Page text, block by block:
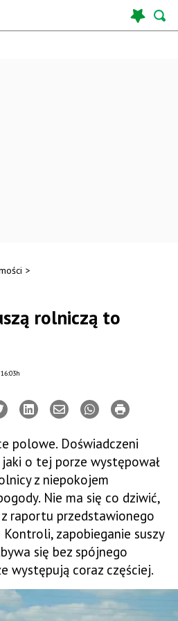
>
rolniczą to
polowe. Doświadczeni
o tej porze występował
z niepokojem
Nie ma się co dziwić,
raportu przedstawionego
zapobieganie suszy
się bez spójnego
występują coraz częściej.